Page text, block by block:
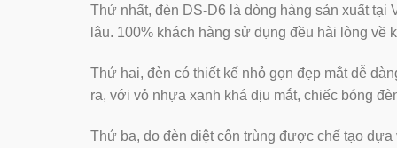
Thứ nhất, đèn DS-D6 là dòng hàng sản xuất
lâu. 100% khách hàng sử dụng đều hài lòng về
Thứ hai, đèn có thiết kế nhỏ gọn đẹp mắt dễ
ra, với vỏ nhựa xanh khá dịu mắt, chiếc bóng
Thứ ba, do đèn diệt côn trùng được chế tạo